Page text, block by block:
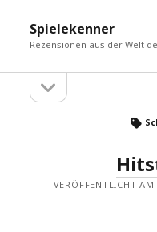
Spielekenner
Rezensionen aus der Welt
Seitenleiste
öffnen
VERÖFFENTLICHT